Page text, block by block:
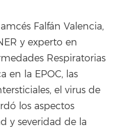
Falfán Valencia,
y experto en
Respiratorias
en la EPOC, las
el virus de
los aspectos
y severidad de la